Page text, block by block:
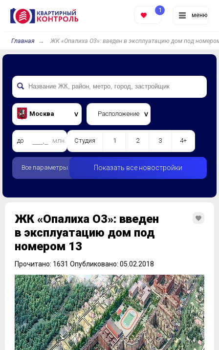
меню
1
Главная ЖК «Опалиха О3»: введен в эксплуатацию дом под
Москва Расположение
до млн. Студия 1 2 3 4+
Все параметры Показать все новостройки
ЖК «Опалиха О3»: введен
в эксплуатацию дом под
номером 13
Прочитано: 1631 Опубликовано: 05.02.2018